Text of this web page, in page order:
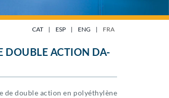
CAT | ESP | ENG | FRA
DOUBLE ACTION DA-
double action en polyéthylène